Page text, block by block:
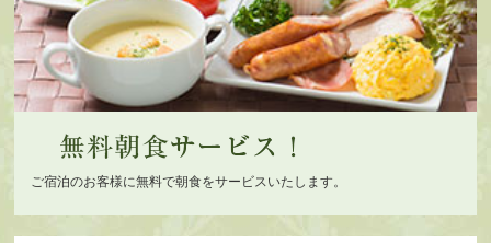
ご宿泊のお客様に無料で朝食をサービスいたします。